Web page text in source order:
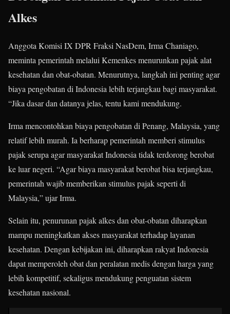
Alkes
Anggota Komisi IX DPR Fraksi NasDem, Irma Chaniago,
meminta pemerintah melalui Kemenkes menurunkan pajak alat
kesehatan dan obat-obatan. Menurutnya, langkah ini penting agar
biaya pengobatan di Indonesia lebih terjangkau bagi masyarakat.
“Jika dasar dan datanya jelas, tentu kami mendukung.
Irma mencontohkan biaya pengobatan di Penang, Malaysia, yang
relatif lebih murah. Ia berharap pemerintah memberi stimulus
pajak serupa agar masyarakat Indonesia tidak terdorong berobat
ke luar negeri. “Agar biaya masyarakat berobat bisa terjangkau,
pemerintah wajib memberikan stimulus pajak seperti di
Malaysia,” ujar Irma.
Selain itu, penurunan pajak alkes dan obat-obatan diharapkan
mampu meningkatkan akses masyarakat terhadap layanan
kesehatan. Dengan kebijakan ini, diharapkan rakyat Indonesia
dapat memperoleh obat dan peralatan medis dengan harga yang
lebih kompetitif, sekaligus mendukung penguatan sistem
kesehatan nasional.